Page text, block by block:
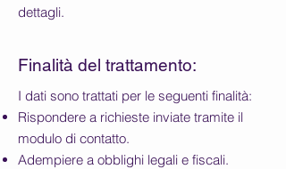
dettagli.
Finalità del trattamento:
I dati sono trattati per le seguenti finalità:
Rispondere a richieste inviate tramite il
modulo di contatto.
Adempiere a obblighi legali e fiscali.